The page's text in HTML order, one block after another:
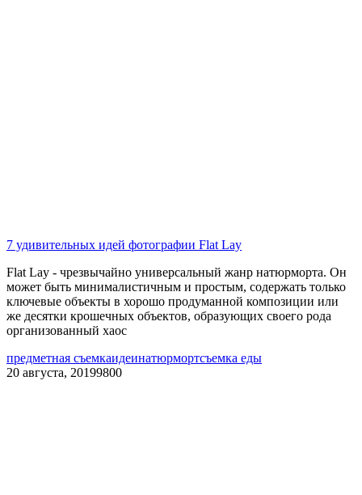
7 удивительных идей фотографии Flat Lay
Flat Lay - чрезвычайно универсальный жанр натюрморта. Он
может быть минималистичным и простым, содержать только
ключевые объекты в хорошо продуманной композиции или
же десятки крошечных объектов, образующих своего рода
организованный хаос
предметная съемкаидеинатюрмортсъемка еды
20 августа, 20199800